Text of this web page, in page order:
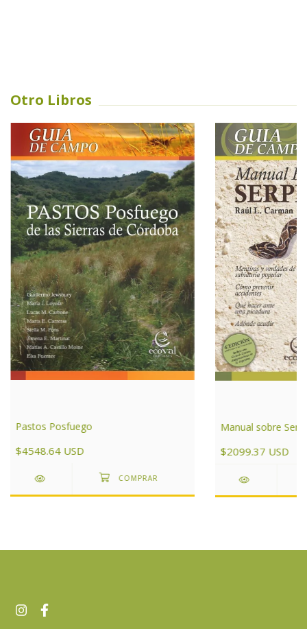
Otro Libros
Pastos Posfuego
$4548.64 USD
Manual sobre
$2099.37 USD